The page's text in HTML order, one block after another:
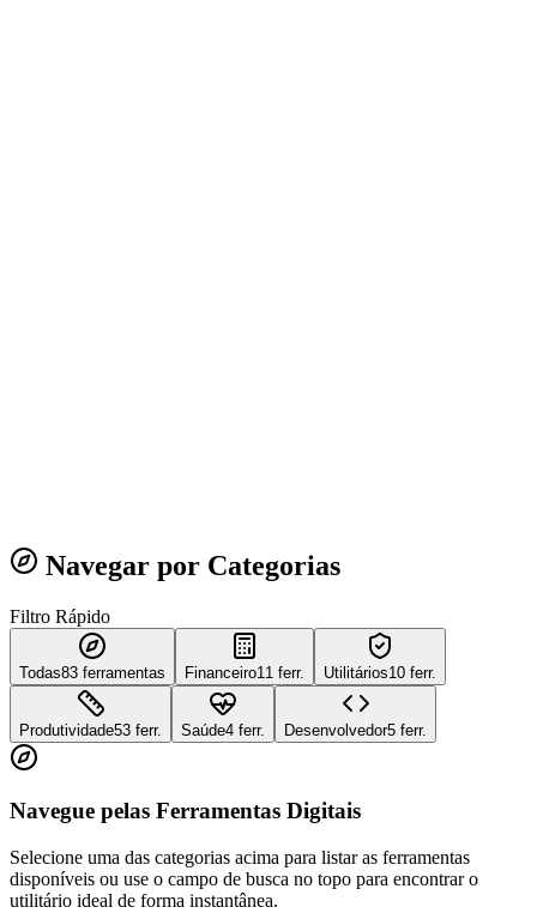
Navegar por Categorias
Filtro Rápido
Todas83 ferramentas Financeiro11 ferr. Utilitários10 ferr.
Produtividade53 ferr. Saúde4 ferr. Desenvolvedor5 ferr.
Navegue pelas Ferramentas Digitais
Selecione uma das categorias acima para listar as ferramentas
disponíveis ou use o campo de busca no topo para encontrar o
utilitário ideal de forma instantânea.